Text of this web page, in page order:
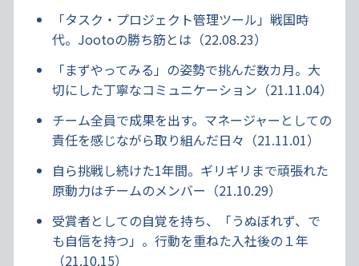
「タスク・プロジェクト管理ツール」戦国時
代。Jootoの勝ち筋とは（22.08.23）
「まずやってみる」の姿勢で挑んだ数カ月。大
切にした丁寧なコミュニケーション（21.11.04）
チーム全員で成果を出す。マネージャーとしての
責任を感じながら取り組んだ日々（21.11.01）
自ら挑戦し続けた1年間。ギリギリまで頑張れた
原動力はチームのメンバー（21.10.29）
受賞者としての自覚を持ち、「うぬぼれず、で
も自信を持つ」。行動を重ねた入社後の１年
（21.10.15）